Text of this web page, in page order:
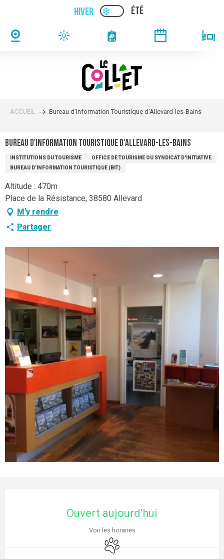
contenu
principal
PAGE D’ACCUEIL ACTUELLE HIVER :
HIVER PAGE D’ACCUEIL
ÉTÉ
ACCUEIL Bureau d'Information Touristique d'Allevard-les-Bains
Bureau d'Information Touristique d'Allevard-les-Bains
INSTITUTIONS DU TOURISME
OFFICE DE TOURISME OU SYNDICAT D'INITIATIVE
BUREAU D'INFORMATION TOURISTIQUE (BIT)
Altitude : 470m
Place de la Résistance, 38580 Allevard
M'y rendre
Partager
Ouvert aujourd'hui
Voir les horaires
Animaux acceptés